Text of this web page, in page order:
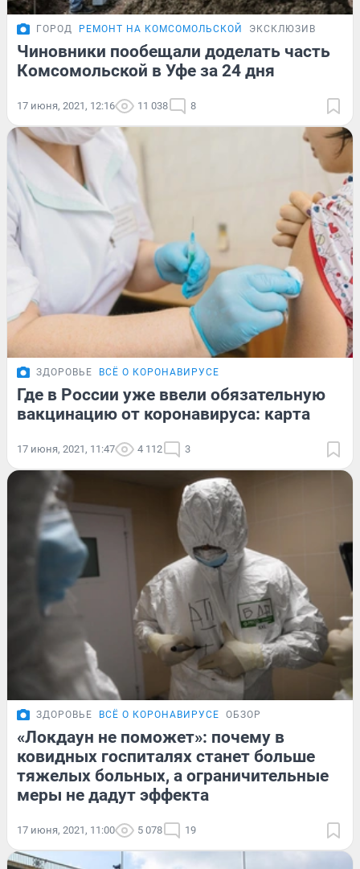
ГОРОД РЕМОНТ НА КОМСОМОЛЬСКОЙ ЭКСКЛЮЗИВ
Чиновники пообещали доделать часть
Комсомольской в Уфе за 24 дня
17 июня, 2021, 12:16 11 038 8
ЗДОРОВЬЕ ВСЁ О КОРОНАВИРУСЕ
Где в России уже ввели обязательную
вакцинацию от коронавируса: карта
17 июня, 2021, 11:47 4 112 3
ЗДОРОВЬЕ ВСЁ О КОРОНАВИРУСЕ ОБЗОР
«Локдаун не поможет»: почему в
ковидных госпиталях станет больше
тяжелых больных, а ограничительные
меры не дадут эффекта
17 июня, 2021, 11:00 5 078 19